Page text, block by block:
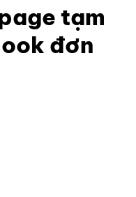
tạm
đơn